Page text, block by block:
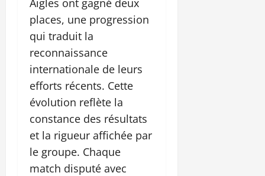
places, une progression
qui traduit la
reconnaissance
internationale de leurs
efforts récents. Cette
évolution reflète la
constance des résultats
et la rigueur affichée par
le groupe. Chaque
match disputé avec